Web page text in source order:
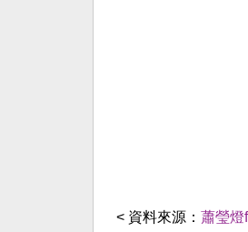
< 資料來源： 蕭瑩燈